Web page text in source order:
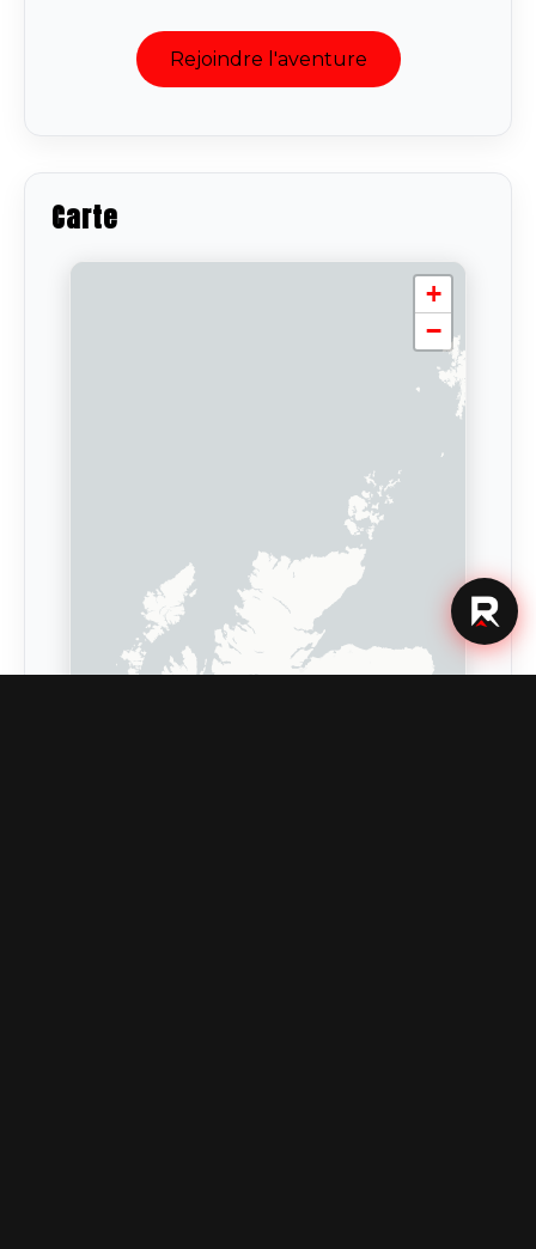
Rejoindre l'aventure
Carte
+
−